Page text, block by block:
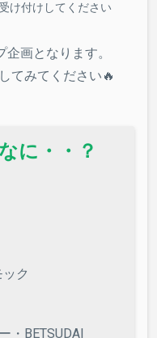
け付けしてください
画となります。
てみてください🔥
に・・？
・BETSUDAI